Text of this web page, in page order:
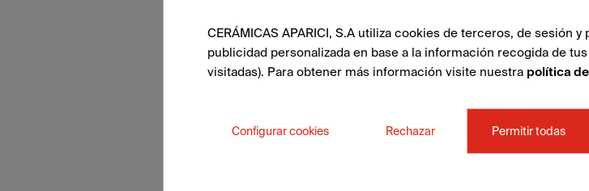
CERÁMICAS APARICI, S.A utiliza cookies de terceros, de sesión
publicidad personalizada en base a la información recogida de
visitadas). Para obtener más información visite nuestra política
Configurar cookies Rechazar Permitir todas